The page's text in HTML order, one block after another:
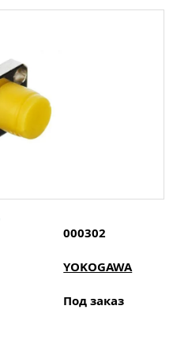
000302
YOKOGAWA
Под заказ